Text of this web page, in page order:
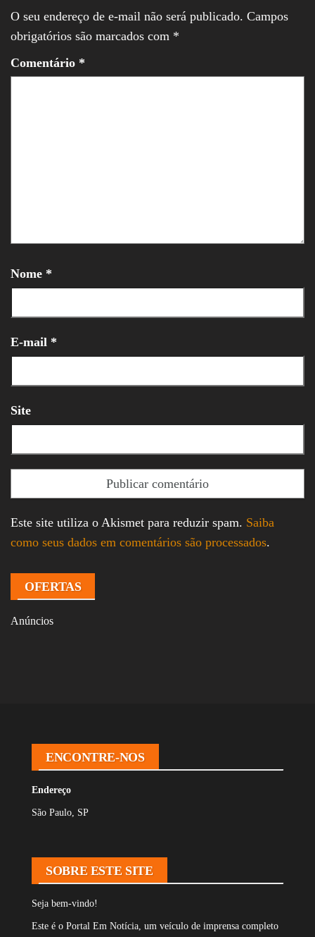
O seu endereço de e-mail não será publicado. Campos
obrigatórios são marcados com *
Comentário *
Nome *
E-mail *
Site
Este site utiliza o Akismet para reduzir spam. Saiba
como seus dados em comentários são processados.
OFERTAS
Anúncios
ENCONTRE-NOS
Endereço
São Paulo, SP
SOBRE ESTE SITE
Seja bem-vindo!
Este é o Portal Em Notícia, um veículo de imprensa completo